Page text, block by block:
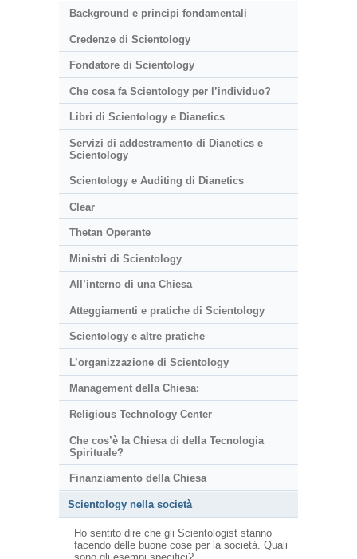
Background e principi fondamentali
Credenze di Scientology
Fondatore di Scientology
Che cosa fa Scientology per l’individuo?
Libri di Scientology e Dianetics
Servizi di addestramento di Dianetics e
Scientology
Scientology e Auditing di Dianetics
Clear
Thetan Operante
Ministri di Scientology
All’interno di una Chiesa
Atteggiamenti e pratiche di Scientology
Scientology e altre pratiche
L’organizzazione di Scientology
Management della Chiesa:
Religious Technology Center
Che cos’è la Chiesa di della Tecnologia
Spirituale?
Finanziamento della Chiesa
Scientology nella società
Ho sentito dire che gli Scientologist stanno
facendo delle buone cose per la società. Quali